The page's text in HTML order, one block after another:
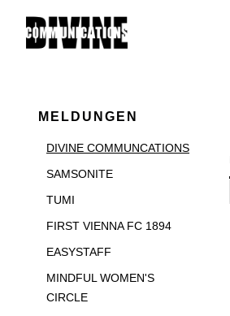
MELDUNGEN
DIVINE COMMUNCATIONS
SAMSONITE
TUMI
FIRST VIENNA FC 1894
EASYSTAFF
MINDFUL WOMEN'S
CIRCLE